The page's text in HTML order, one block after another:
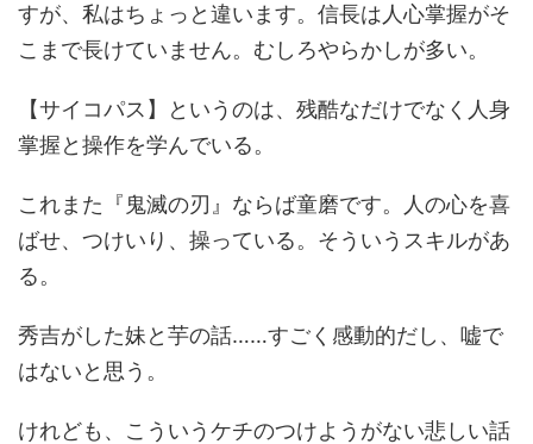
すが、私はちょっと違います。信長は人心掌握がそ
こまで長けていません。むしろやらかしが多い。
【サイコパス】というのは、残酷なだけでなく人身
掌握と操作を学んでいる。
これまた『鬼滅の刃』ならば童磨です。人の心を喜
ばせ、つけいり、操っている。そういうスキルがあ
る。
秀吉がした妹と芋の話……すごく感動的だし、嘘で
はないと思う。
けれども、こういうケチのつけようがない悲しい話